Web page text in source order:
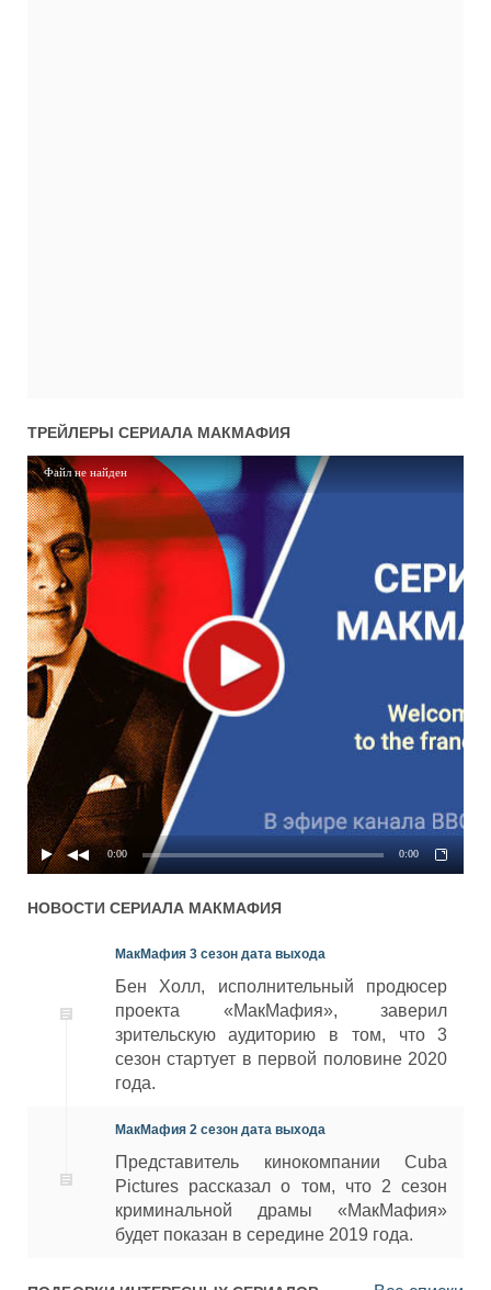
ТРЕЙЛЕРЫ СЕРИАЛА МАКМАФИЯ
Файл не найден
0:00 0:00
НОВОСТИ СЕРИАЛА МАКМАФИЯ
МакМафия 3 сезон дата выхода
Бен Холл, исполнительный продюсер
проекта «МакМафия», заверил
зрительскую аудиторию в том, что 3
сезон стартует в первой половине 2020
года.
МакМафия 2 сезон дата выхода
Представитель кинокомпании Cuba
Pictures рассказал о том, что 2 сезон
криминальной драмы «МакМафия»
будет показан в середине 2019 года.